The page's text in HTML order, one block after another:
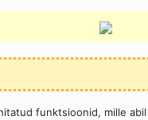
funktsioonid, mille